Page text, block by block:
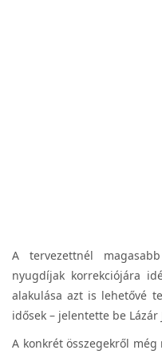
A tervezettnél
nyugdíjak korrekciójára
alakulása azt is lehetővé
idősek – jelentette be Lázár
A konkrét összegekről